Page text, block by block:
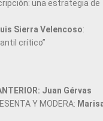
una estrategia de
Sierra Velencoso:
crítico”
Juan Gérvas
Y MODERA: